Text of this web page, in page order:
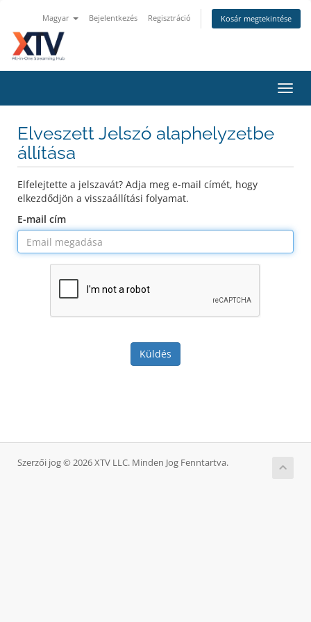
Magyar Bejelentkezés Regisztráció Kosár megtekintése
a
Elveszett Jelszó alaphelyzetbe
állítása
Elfelejtette a jelszavát? Adja meg e-mail címét, hogy
elkezdődjön a visszaállítási folyamat.
E-mail cím
Küldés
Szerzői jog © 2026 XTV LLC. Minden Jog Fenntartva.